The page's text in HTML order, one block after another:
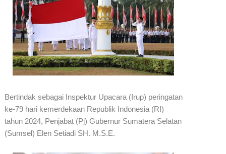
Bertindak sebagai Inspektur Upacara (Irup) peringatan
ke-79 hari kemerdekaan Republik Indonesia (RI)
tahun 2024, Penjabat (Pj) Gubernur Sumatera Selatan
(Sumsel) Elen Setiadi SH. M.S.E.